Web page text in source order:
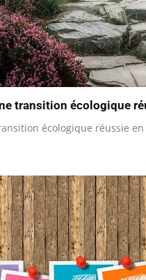
transition écologique
écologique réussie